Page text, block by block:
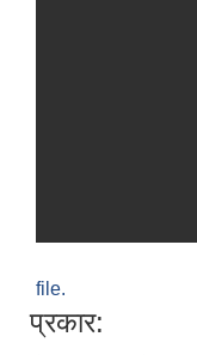
file.
प्रकार: